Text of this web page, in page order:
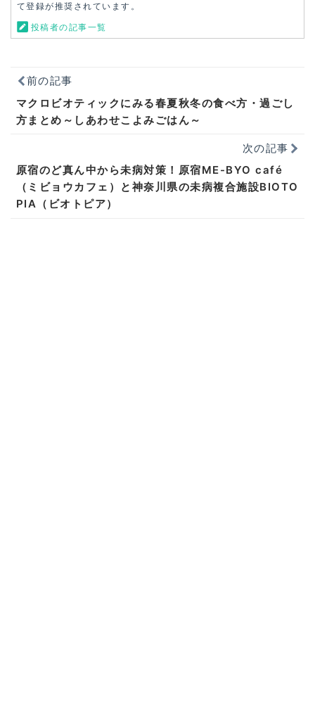
て登録が推奨されています。
投稿者の記事一覧
前の記事
マクロビオティックにみる春夏秋冬の食べ方・過ごし
方まとめ～しあわせこよみごはん～
次の記事
原宿のど真ん中から未病対策！原宿ME-BYO café
（ミビョウカフェ）と神奈川県の未病複合施設BIOTO
PIA（ビオトピア）